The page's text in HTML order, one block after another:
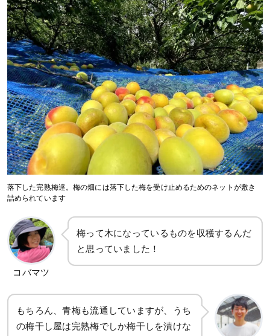
落下した完熟梅達。梅の畑には落下した梅を受け止めるためのネットが敷き
詰められています
コバマツ
梅って木になっているものを収穫するんだ
と思っていました！
もちろん、青梅も流通していますが、うち
の梅干し屋は完熟梅でしか梅干しを漬けな